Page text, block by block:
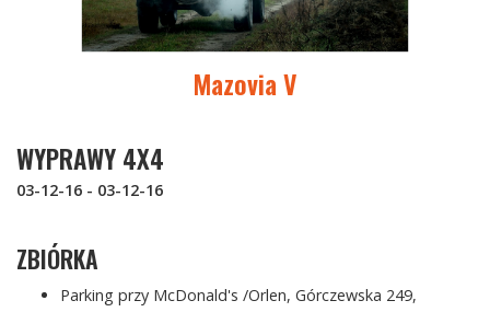
Mazovia V
WYPRAWY 4X4
03-12-16 - 03-12-16
ZBIÓRKA
Parking przy McDonald's /Orlen, Górczewska 249,